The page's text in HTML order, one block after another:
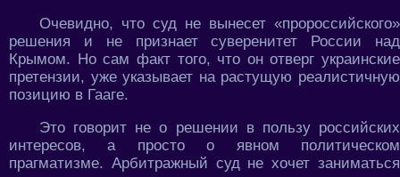
Очевидно, что суд не вынесет «пророссийского»
решения и не признает суверенитет России над
Крымом. Но сам факт того, что он отверг украинские
претензии, уже указывает на растущую реалистичную
позицию в Гааге.
Это говорит не о решении в пользу российских
интересов, а просто о явном политическом
прагматизме. Арбитражный суд не хочет заниматься